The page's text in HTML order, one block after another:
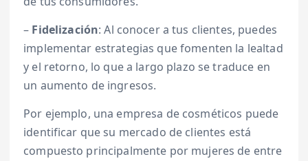
– Fidelización: Al conocer a tus clientes, puedes
implementar estrategias que fomenten la lealtad
y el retorno, lo que a largo plazo se traduce en
un aumento de ingresos.
Por ejemplo, una empresa de cosméticos puede
identificar que su mercado de clientes está
compuesto principalmente por mujeres de entre